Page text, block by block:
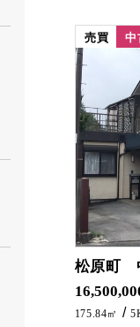
売買 中
9
松原町
10号線沿いで、小中学校が近くにあります。 各階にバス・トイレ・キッ
175.84㎡